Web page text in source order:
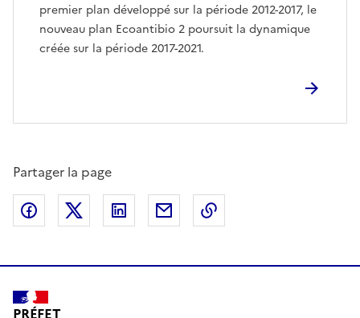
premier plan développé sur la période 2012-2017, le
nouveau plan Ecoantibio 2 poursuit la dynamique
créée sur la période 2017-2021.
Partager la page
Partager sur Facebook
Partager sur X (anciennement Twitter)
Partager sur LinkedIn
Partager par email